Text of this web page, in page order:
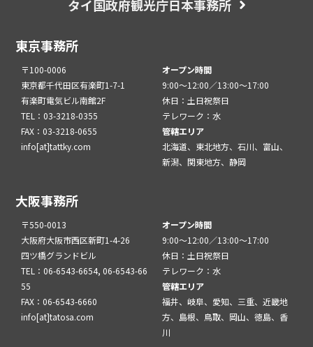
タイ国政府観光庁日本事務所
東京事務所
〒100-0006
東京都千代田区有楽町1-7-1
有楽町電気ビル南館2F
TEL：03-3218-0355
FAX：03-3218-0655
info[at]tattky.com
オープン時間
9:00～12:00／13:00～17:00
休日：土日祝祭日
テレワーク：水
管轄エリア
北海道、東北地方、石川、富山、
新潟、関東地方、静岡
大阪事務所
〒550-0013
大阪府大阪市西区新町1-4-26
四ツ橋グランドビル
TEL：06-6543-6654, 06-6543-66
55
FAX：06-6543-6660
info[at]tatosa.com
オープン時間
9:00～12:00／13:00～17:00
休日：土日祝祭日
テレワーク：水
管轄エリア
福井、岐阜、愛知、三重、近畿地
方、島根、鳥取、岡山、徳島、香
川